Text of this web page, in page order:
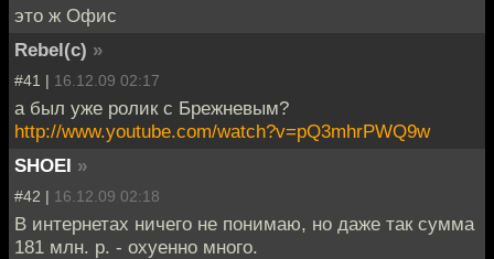
это ж Офис
Rebel(c) »
#41 | 16.12.09 02:17
а был уже ролик с Брежневым?
http://www.youtube.com/watch?v=pQ3mhrPWQ9w
SHOEI »
#42 | 16.12.09 02:18
В интернетах ничего не понимаю, но даже так сумма
181 млн. р. - охуенно много.